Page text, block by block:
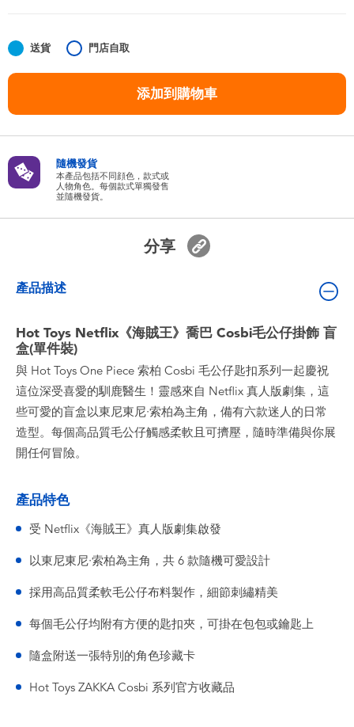
任天堂 Switch
人氣角色
生活精品
送貨 門店自取
添加到購物車
隨機發貨
本產品包括不同顔色，款式或
人物角色。每個款式單獨發售
並隨機發貨。
分享
產品描述
Hot Toys Netflix《海賊王》喬巴 Cosbi毛公仔掛飾 盲
盒(單件裝)
與 Hot Toys One Piece 索柏 Cosbi 毛公仔匙扣系列一起慶祝
這位深受喜愛的馴鹿醫生！靈感來自 Netflix 真人版劇集，這
些可愛的盲盒以東尼東尼·索柏為主角，備有六款迷人的日常
造型。每個高品質毛公仔觸感柔軟且可擠壓，隨時準備與你展
開任何冒險。
產品特色
受 Netflix《海賊王》真人版劇集啟發
以東尼東尼·索柏為主角，共 6 款隨機可愛設計
採用高品質柔軟毛公仔布料製作，細節刺繡精美
每個毛公仔均附有方便的匙扣夾，可掛在包包或鑰匙上
隨盒附送一張特別的角色珍藏卡
Hot Toys ZAKKA Cosbi 系列官方收藏品